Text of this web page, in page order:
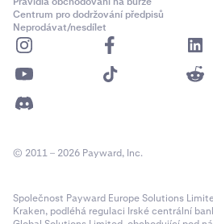
Centrum pro dodržování předpisů
Neprodávat/nesdílet
© 2011 – 2026 Payward, Inc.
Společnost Payward Europe Solutions
Kraken, podléhá regulaci Irské centrální